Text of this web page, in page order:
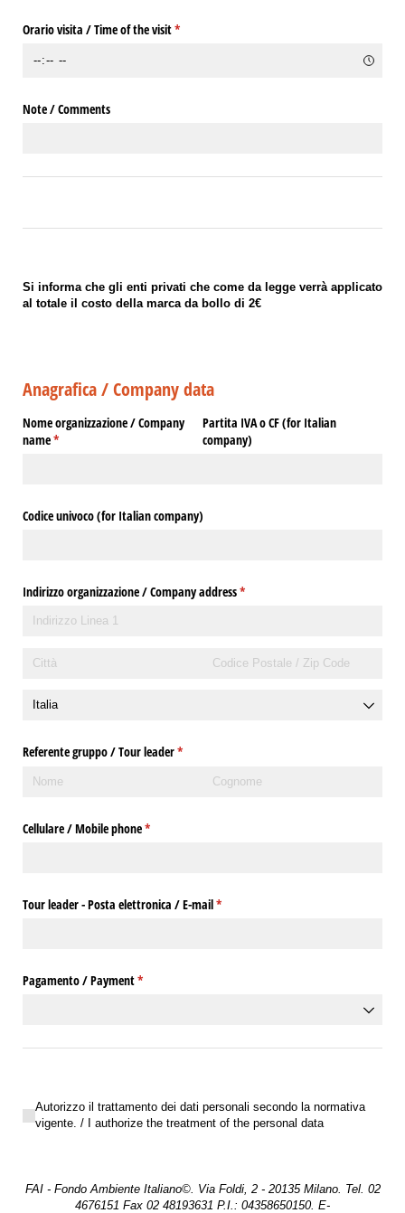
Orario visita /​ Time of the visit*
(richiesto)
Note /​ Comments
Si informa che gli enti privati che come da legge verrà applicato
al totale il costo della marca da bollo di 2€
Anagrafica / Company data
Nome organizzazione /​ Company
name*
(richiesto)
Partita IVA o CF (for Italian
company)
Codice univoco (for Italian company)
Indirizzo organizzazione /​ Company address*
(richiesto)
Referente gruppo /​ Tour leader*
(richiesto)
Cellulare /​ Mobile phone*
(richiesto)
Tour leader - Posta elettronica /​ E-mail*
(richiesto)
Pagamento /​ Payment*
(richiesto)
Autorizzo il trattamento dei dati personali secondo la normativa vigente. /​
Autorizzo il trattamento dei dati personali secondo la normativa
vigente. / I authorize the treatment of the personal data
FAI - Fondo Ambiente Italiano©. Via Foldi, 2 - 20135 Milano. Tel. 02
4676151 Fax 02 48193631 P.I.: 04358650150. E-